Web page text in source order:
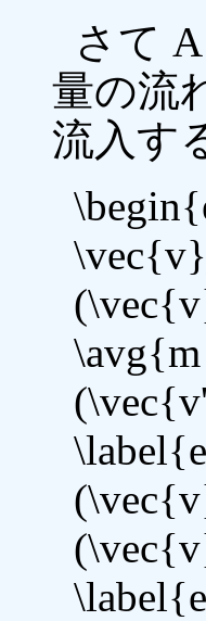
さて
量の流
流入す